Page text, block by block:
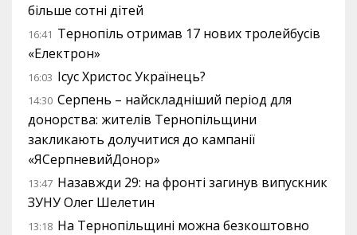
більше сотні дітей
16:41 Тернопіль отримав 17 нових тролейбусів
«Електрон»
16:03 Ісус Христос Українець?
14:30 Серпень – найскладніший період для
донорства: жителів Тернопільщини
закликають долучитися до кампанії
«ЯСерпневийДонор»
13:47 Назавжди 29: на фронті загинув випускник
ЗУНУ Олег Шелетин
13:18 На Тернопільщині можна безкоштовно